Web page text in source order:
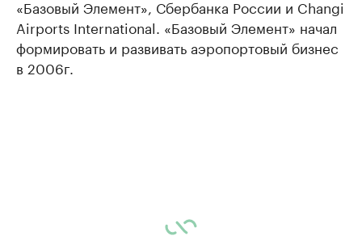
«Базовый Элемент», Сбербанка России и Changi
Airports International. «Базовый Элемент» начал
формировать и развивать аэропортовый бизнес
в 2006г.